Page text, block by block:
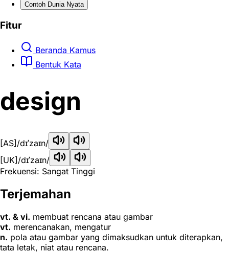
Contoh Dunia Nyata
Fitur
Beranda Kamus
Bentuk Kata
design
[AS] /dɪˈzaɪn/
[UK] /dɪˈzaɪn/
Frekuensi: Sangat Tinggi
Terjemahan
vt. & vi. membuat rencana atau gambar
vt. merencanakan, mengatur
n. pola atau gambar yang dimaksudkan untuk diterapkan,
tata letak, niat atau rencana.